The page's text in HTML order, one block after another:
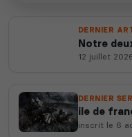
DERNIER
Notre
est en
12 juillet
DERNIER
ile de
inscrit le 6